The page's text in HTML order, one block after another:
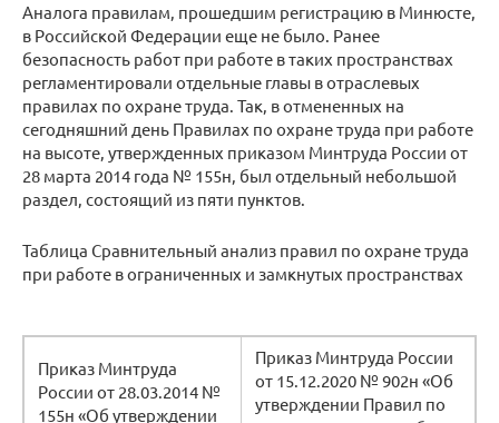
Аналога правилам, прошедшим регистрацию в Минюсте,
в Российской Федерации еще не было. Ранее
безопасность работ при работе в таких пространствах
регламентировали отдельные главы в отраслевых
правилах по охране труда. Так, в отмененных на
сегодняшний день Правилах по охране труда при работе
на высоте, утвержденных приказом Минтруда России от
28 марта 2014 года № 155н, был отдельный небольшой
раздел, состоящий из пяти пунктов.
Таблица Сравнительный анализ правил по охране труда
при работе в ограниченных и замкнутых пространствах
Приказ Минтруда
России от 28.03.2014 №
155н «Об утверждении
Приказ Минтруда России
от 15.12.2020 № 902н «Об
утверждении Правил по